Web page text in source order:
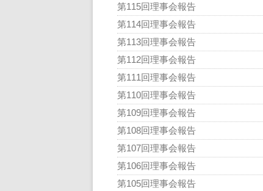
第115回理事会報告
第114回理事会報告
第113回理事会報告
第112回理事会報告
第111回理事会報告
第110回理事会報告
第109回理事会報告
第108回理事会報告
第107回理事会報告
第106回理事会報告
第105回理事会報告